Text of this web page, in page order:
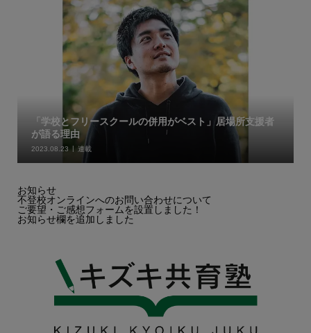
「学校とフリースクールの併用がベスト」居場所支援者
が語る理由
2023.08.23 連載
お知らせ
不登校オンラインへのお問い合わせについて
ご要望・ご感想フォームを設置しました！
お知らせ欄を追加しました